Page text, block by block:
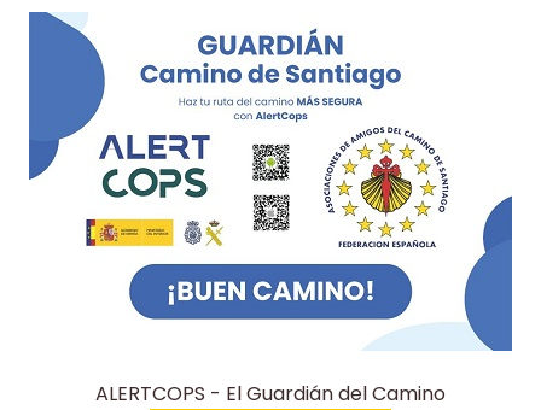
ALERTCOPS - El Guardián del Camino